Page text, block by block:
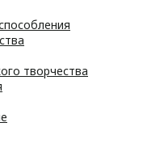
творчества